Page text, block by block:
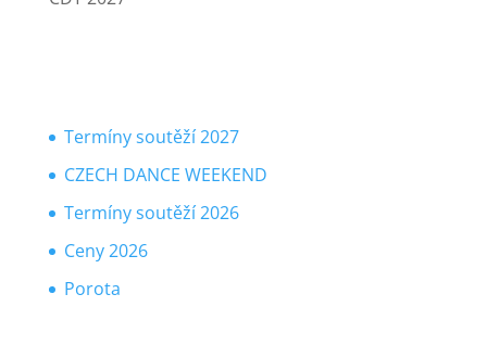
Termíny soutěží 2027
CZECH DANCE WEEKEND
Termíny soutěží 2026
Ceny 2026
Porota